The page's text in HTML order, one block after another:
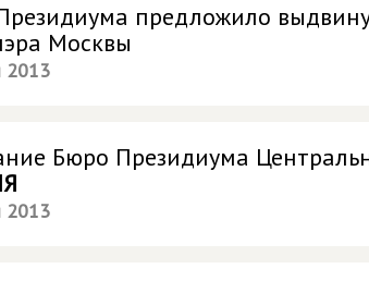
предложило
Москвы
2013
Бюро Президиума
2013